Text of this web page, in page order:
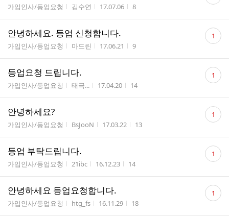
게시판명
가입인사/등업요청 작성자
김수연 작성시간
17.07.06 조회수
8
안녕하세요. 등업 신청합니다.
게시판명
가입인사/등업요청 작성자
마드린 작성시간
17.06.21 조회수
9
댓
글 1
등업요청 드립니다.
게시판명
가입인사/등업요청 작성자
태극... 작성시간
17.04.20 조회수
14
댓
글 1
안녕하세요?
게시판명
가입인사/등업요청 작성자
BsJooN 작성시간
17.03.22 조회수
13
댓
글 1
등업 부탁드립니다.
게시판명
가입인사/등업요청 작성자
21ibc 작성시간
16.12.23 조회수
14
댓
글 1
안녕하세요 등업요청합니다.
게시판명
가입인사/등업요청 작성자
htg_fs 작성시간
16.11.29 조회수
18
댓
글 1